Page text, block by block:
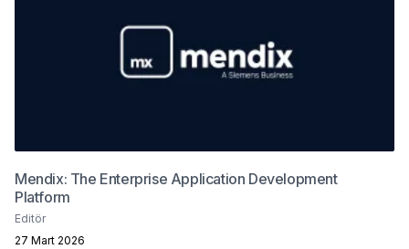
Mendix: The Enterprise Application Development
Platform
Editör
27 Mart 2026